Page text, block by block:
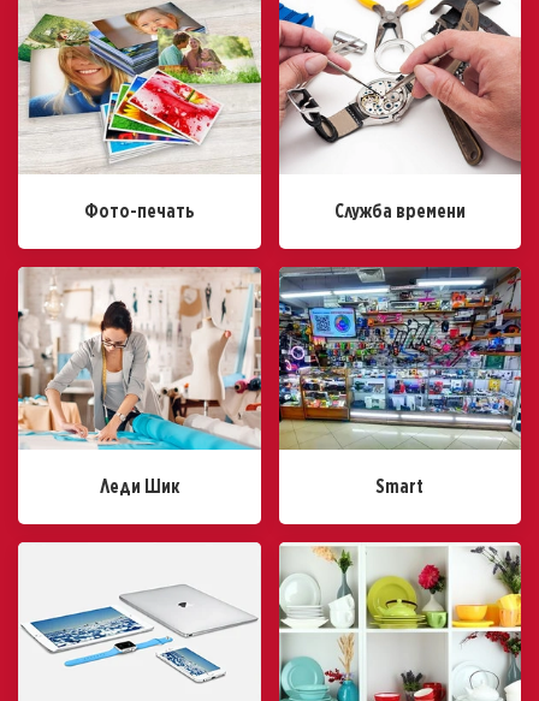
Фото-печать Служба времени
Леди Шик Smart